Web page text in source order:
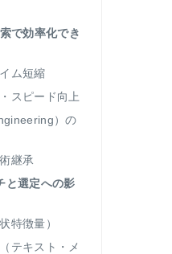
で効率化でき
ム短縮
スピード向上
）の
継承
と選定への影
特徴量）
テキスト・メ